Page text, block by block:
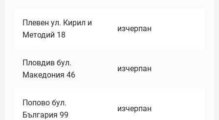
Плевен ул. Кирил и
Методий 18
изчерпан
Пловдив бул.
Македония 46
изчерпан
Попово бул.
България 99
изчерпан